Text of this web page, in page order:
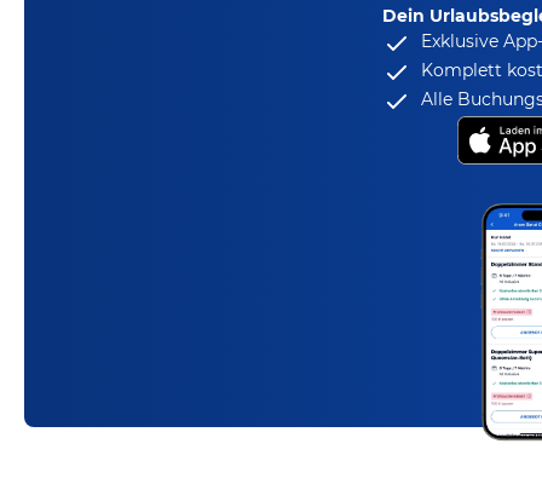
Dein
Exklusive
Komplett
Alle